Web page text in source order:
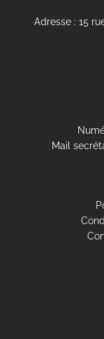
Adresse : 15
Mail